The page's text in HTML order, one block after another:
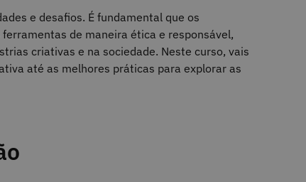
e desafios. É fundamental que os
de maneira ética e responsável,
criativas e na sociedade. Neste curso, vais
até as melhores práticas para explorar as